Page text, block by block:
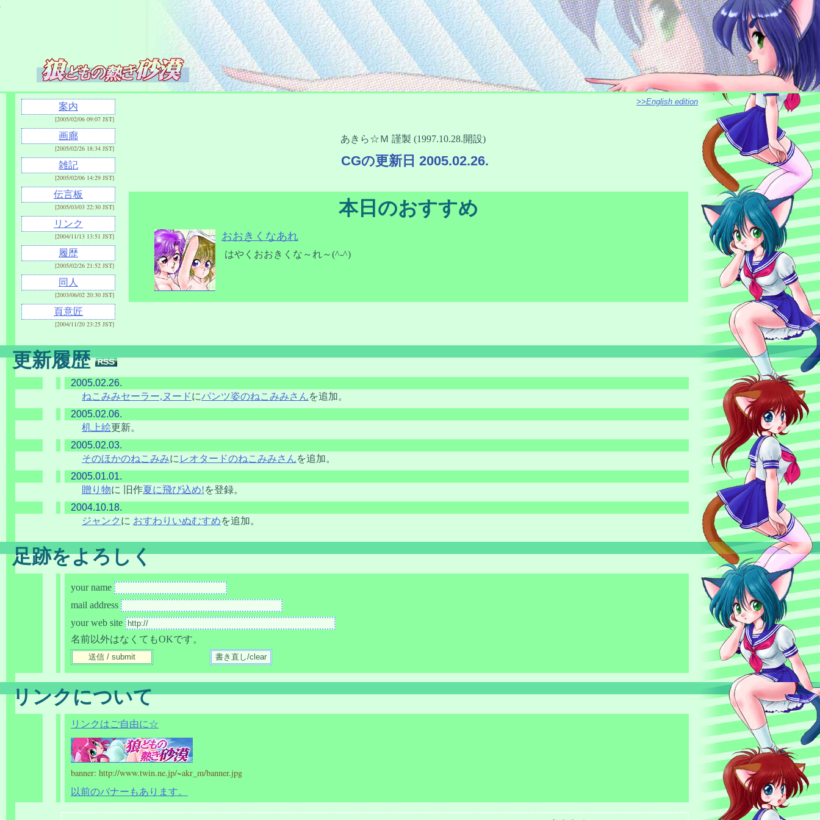
>>English edition
案内
[2005/02/06 09:07 JST]
画廊
[2005/02/26 18:34 JST]
雑記
[2005/02/06 14:29 JST]
伝言板
[2005/03/03 22:30 JST]
リンク
[2004/11/13 13:51 JST]
履歴
[2005/02/26 21:52 JST]
同人
[2003/06/02 20:30 JST]
頁意匠
[2004/11/20 23:25 JST]
あきら☆Ｍ 謹製 (1997.10.28.開設)
CGの更新日 2005.02.26.
本日のおすすめ
おおきくなあれ
はやくおおきくな～れ～(^-^)
更新履歴
2005.02.26.
ねこみみセーラー,ヌードにパンツ姿のねこみみさんを追加。
2005.02.06.
机上絵更新。
2005.02.03.
そのほかのねこみみに レオタードのねこみみさんを追加。
2005.01.01.
贈り物に 旧作夏に飛び込め!を登録。
2004.10.18.
ジャンク に おすわりいぬむすめを追加。
足跡をよろしく
your name
mail address
your web site
名前以外はなくてもOKです。
リンクについて
リンクはご自由に☆
banner: http://www.twin.ne.jp/~akr_m/banner.jpg
以前のバナーもあります。